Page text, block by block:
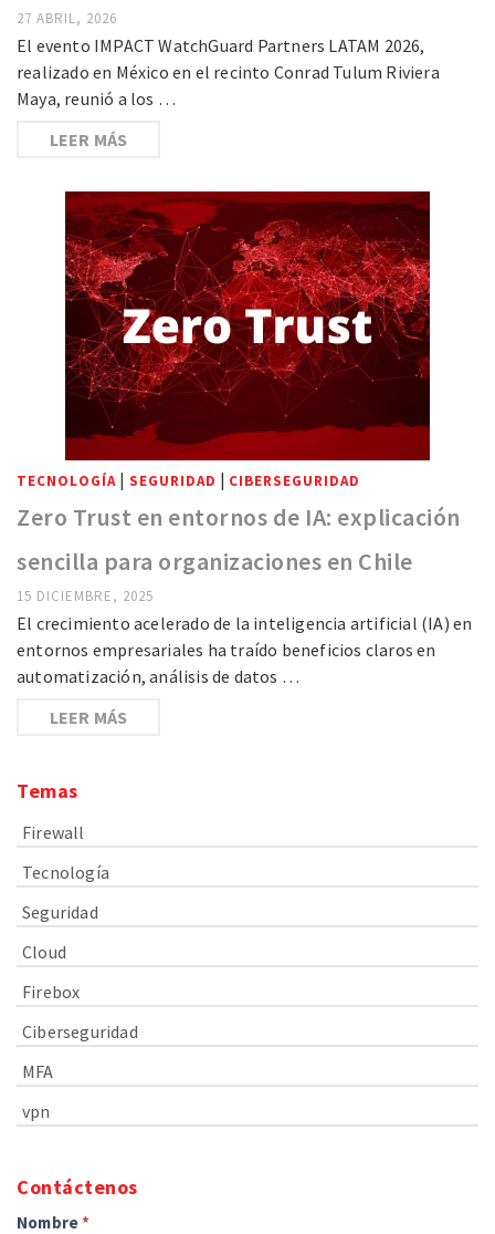
27 ABRIL, 2026
El evento IMPACT WatchGuard Partners LATAM 2026,
realizado en México en el recinto Conrad Tulum Riviera
Maya, reunió a los …
LEER MÁS
TECNOLOGÍA | SEGURIDAD | CIBERSEGURIDAD
Zero Trust en entornos de IA: explicación
sencilla para organizaciones en Chile
15 DICIEMBRE, 2025
El crecimiento acelerado de la inteligencia artificial (IA) en
entornos empresariales ha traído beneficios claros en
automatización, análisis de datos …
LEER MÁS
Temas
Firewall
Tecnología
Seguridad
Cloud
Firebox
Ciberseguridad
MFA
vpn
Contáctenos
Nombre*